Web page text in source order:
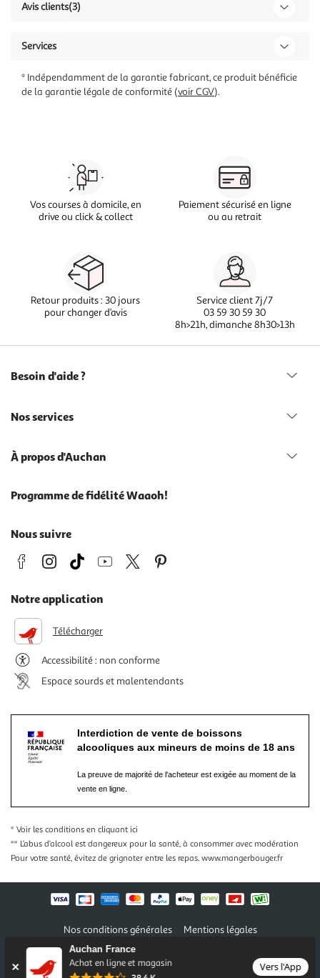
Auchan France
Achat en ligne et magasin
Vers l'App
Avis clients(3)
Services
* Indépendamment de la garantie fabricant, ce produit bénéficie
de la garantie légale de conformité (voir CGV).
Vos courses à domicile, en
drive ou click & collect
Paiement sécurisé en ligne
ou au retrait
Retour produits : 30 jours
pour changer d’avis
Service client 7j/7
03 59 30 59 30
8h>21h, dimanche 8h30>13h
Besoin d'aide ?
Nos services
À propos d'Auchan
Programme de fidélité Waaoh!
Nous suivre
Notre application
Télécharger
Accessibilité : non conforme
Espace sourds et malentendants
Interdiction de vente de boissons
alcooliques aux mineurs de moins de 18 ans
La preuve de majorité de l'acheteur est exigée au moment de la
vente en ligne.
* Voir les conditions en cliquant ici
** L’abus d’alcool est dangereux pour la santé, à consommer avec modération
Pour votre santé, évitez de grignoter entre les repas. www.mangerbouger.fr
Nos conditions générales
Mentions légales
Conditions des offres et promotions
Politique de confidentialité
Informations légales marketplace